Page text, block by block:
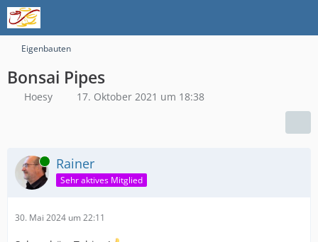
Eigenbauten
Bonsai Pipes
Hoesy 17. Oktober 2021 um 18:38
Online Rainer
Sehr aktives Mitglied
30. Mai 2024 um 22:11